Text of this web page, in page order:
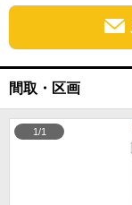
間取・区画
1/1